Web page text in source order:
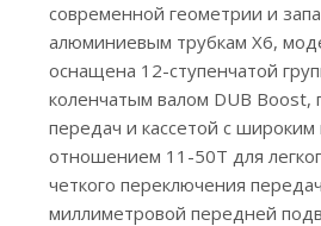
современной геометрии и
алюминиевым трубкам X6,
оснащена 12-ступенчатой
коленчатым валом DUB Boost,
передач и кассетой с
отношением 11-50T для
четкого переключения
миллиметровой передней